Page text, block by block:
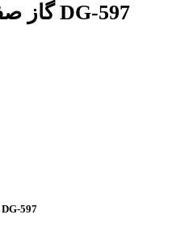
گاز صفحه ای داتیس مدل DG-597
گاز صفحه ای داتیس مدل DG-597